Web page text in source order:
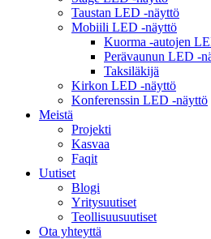
Taustan LED -näyttö
Mobiili LED -näyttö
Kuorma -autojen
Perävaunun LED -
Taksiläkijä
Kirkon LED -näyttö
Konferenssin LED -näyttö
Meistä
Projekti
Kasvaa
Faqit
Uutiset
Blogi
Yritysuutiset
Teollisuusuutiset
Ota yhteyttä